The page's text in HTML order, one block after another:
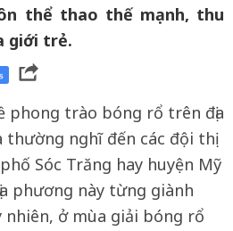
thể thao thế mạnh, thu
giới trẻ.
phong trào bóng rổ trên địa
nghĩ đến các đội thị
Sóc Trăng hay huyện Mỹ
phương này từng giành
nhiên, ở mùa giải bóng rổ